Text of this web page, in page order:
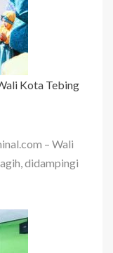
Kota Tebing
– Wali
didampingi